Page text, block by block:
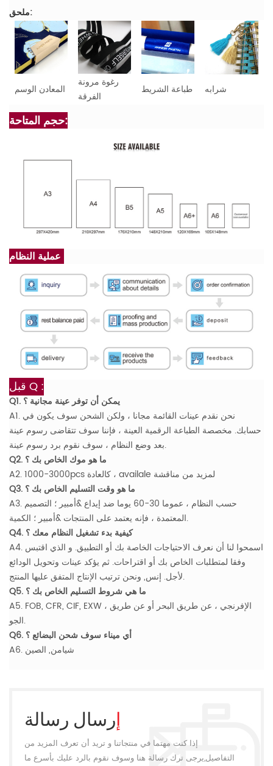
ملحق:
المعادن الوسم
رغوة مرونة
الفرقة
طباعة الشريط شرابه
حجم المتاحة:
قبل Q :
Q1. يمكن أن توفر عينة مجانية ؟
A1. نحن نقدم عينات القائمة مجانا ، ولكن الشحن سوف يكون في
حسابك. مخصصة الطباعة الرقمية العينة ، فإننا سوف تتقاضى رسوم عينة
بعد وضع النظام ، سوف نقوم برد رسوم عينة.
Q2. ما هو موك الخاص بك ؟
A2. 1000-3000pcs كالعادة ، availale لمزيد من مناقشة
Q3. ما هو وقت التسليم الخاص بك ؟
A3. حسب النظام ، عموما 30-60 يوما ضد إيداع &أمبير ؛ التصميم
المعتمدة ، فإنه يعتمد على المنتجات &أمبير ؛ الكمية.
Q4. كيفية بدء تشغيل النظام معك ؟
A4. اسمحوا لنا أن نعرف الاحتياجات الخاصة بك أو التطبيق. و الذي اقتبس
وفقا لمتطلبات الخاص بك أو اقتراحات. ثم يؤكد عينات وتحويل الودائع
لأجل. إنس, ونحن ترتيب الإنتاج المتفق عليها المنتج.
Q5. ما هي شروط التسليم الخاص بك ؟
A5. FOB, CFR, CIF, EXW ، الإفرنجي ، عن طريق البحر أو عن طريق
الجو.
Q6. أي ميناء سوف شحن البضائع ؟
A6. شيامن, الصين
إرسال رسالة
إذا كنت مهتما في منتجاتنا و تريد أن تعرف المزيد من
التفاصيل,يرجى ترك رسالة هنا وسوف نقوم بالرد عليك بأسرع ما